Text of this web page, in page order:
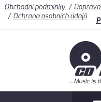
Obchodní podmínky
Ochrana osobních údajů